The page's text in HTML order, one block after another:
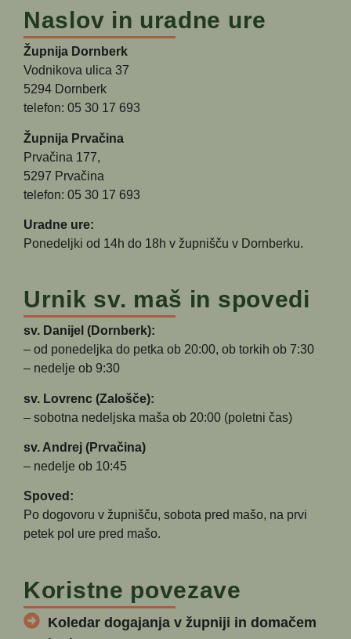
Naslov in uradne ure
Župnija Dornberk
Vodnikova ulica 37
5294 Dornberk
telefon: 05 30 17 693
Župnija Prvačina
Prvačina 177,
5297 Prvačina
telefon: 05 30 17 693
Uradne ure:
Ponedeljki od 14h do 18h v župnišču v Dornberku.
Urnik sv. maš in spovedi
sv. Danijel (Dornberk):
– od ponedeljka do petka ob 20:00, ob torkih ob 7:30
– nedelje ob 9:30
sv. Lovrenc (Zalošče):
– sobotna nedeljska maša ob 20:00 (poletni čas)
sv. Andrej (Prvačina)
– nedelje ob 10:45
Spoved:
Po dogovoru v župnišču, sobota pred mašo, na prvi
petek pol ure pred mašo.
Koristne povezave
Koledar dogajanja v župniji in domačem